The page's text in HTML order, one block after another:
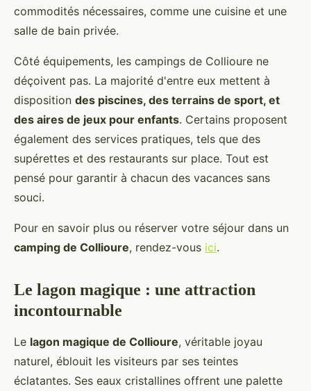
commodités nécessaires, comme une cuisine et une
salle de bain privée.
Côté équipements, les campings de Collioure ne
déçoivent pas. La majorité d'entre eux mettent à
disposition des piscines, des terrains de sport, et
des aires de jeux pour enfants. Certains proposent
également des services pratiques, tels que des
supérettes et des restaurants sur place. Tout est
pensé pour garantir à chacun des vacances sans
souci.
Pour en savoir plus ou réserver votre séjour dans un
camping de Collioure, rendez-vous ici.
Le lagon magique : une attraction
incontournable
Le lagon magique de Collioure, véritable joyau
naturel, éblouit les visiteurs par ses teintes
éclatantes. Ses eaux cristallines offrent une palette